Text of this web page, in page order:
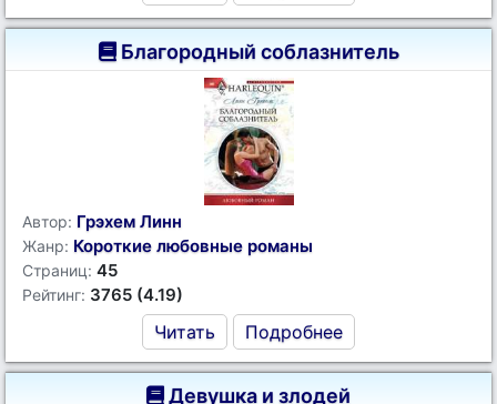
Благородный соблазнитель
Автор: Грэхем Линн
Жанр: Короткие любовные романы
Страниц: 45
Рейтинг: 3765 (4.19)
Читать Подробнее
Девушка и злодей